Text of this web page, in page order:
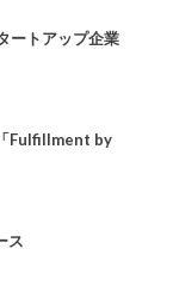
ートアップ企業
Fulfillment by
ス